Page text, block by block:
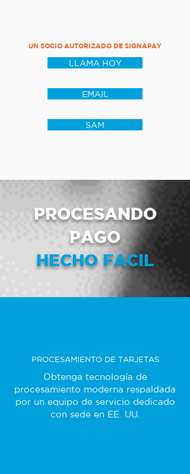
UN SOCIO AUTORIZADO DE SIGNAPAY
LLAMA HOY
EMAIL
SAM
PROCESANDO
PAGO
HECHO FACIL
PROCESAMIENTO DE TARJETAS
Obtenga tecnología de
procesamiento moderna respaldada
por un equipo de servicio dedicado
con sede en EE. UU.